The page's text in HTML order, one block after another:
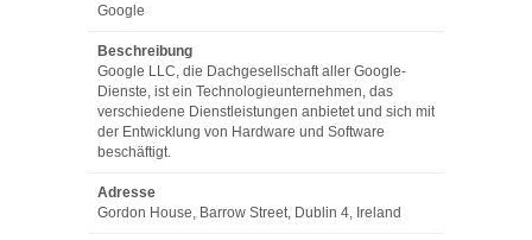
Google
Beschreibung
Google LLC, die Dachgesellschaft aller Google-
Dienste, ist ein Technologieunternehmen, das
verschiedene Dienstleistungen anbietet und sich mit
der Entwicklung von Hardware und Software
beschäftigt.
Adresse
Gordon House, Barrow Street, Dublin 4, Ireland